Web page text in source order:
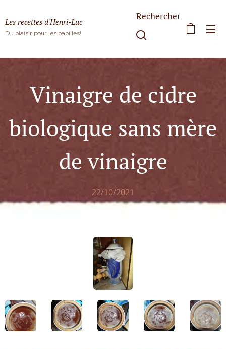
Les recettes d'Henri-Luc
Du plaisir pour les papilles!
Rechercher
Vinaigre de cidre
biologique sans mère
de vinaigre
22/10/2021